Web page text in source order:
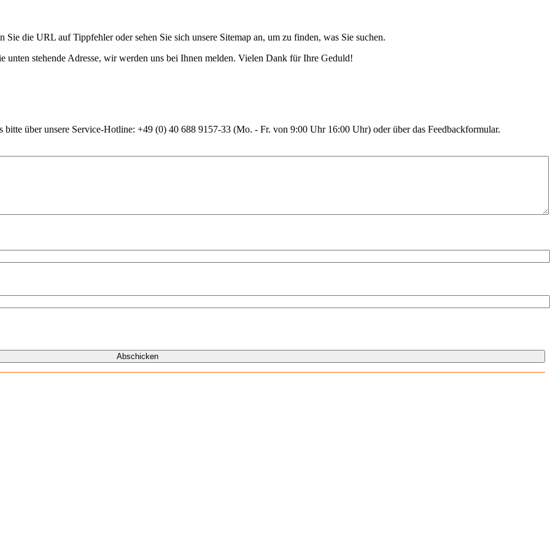
die URL auf Tippfehler oder sehen Sie sich unsere Sitemap an, um zu finden, was Sie suchen.
unten stehende Adresse, wir werden uns bei Ihnen melden. Vielen Dank für Ihre Geduld!
über unsere Service-Hotline: +49 (0) 40 688 9157-33 (Mo. - Fr. von 9:00 Uhr 16:00 Uhr) oder über das Feedbackformular.
Abschicken